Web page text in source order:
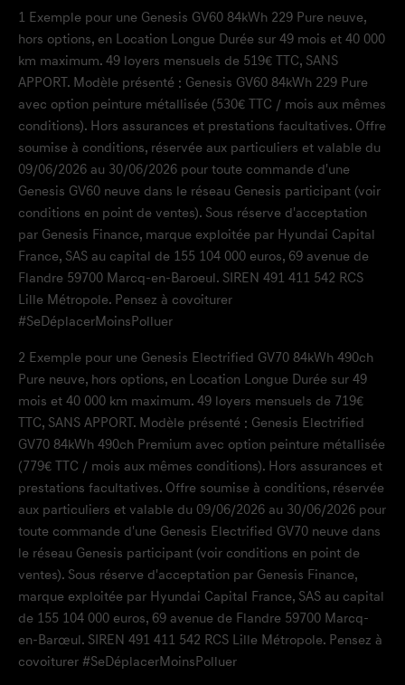
1 Exemple pour une Genesis GV60 84kWh 229 Pure neuve,
hors options, en Location Longue Durée sur 49 mois et 40 000
km maximum. 49 loyers mensuels de 519€ TTC, SANS
APPORT. Modèle présenté : Genesis GV60 84kWh 229 Pure
avec option peinture métallisée (530€ TTC / mois aux mêmes
conditions). Hors assurances et prestations facultatives. Offre
soumise à conditions, réservée aux particuliers et valable du
09/06/2026 au 30/06/2026 pour toute commande d'une
Genesis GV60 neuve dans le réseau Genesis participant (voir
conditions en point de ventes). Sous réserve d'acceptation
par Genesis Finance, marque exploitée par Hyundai Capital
France, SAS au capital de 155 104 000 euros, 69 avenue de
Flandre 59700 Marcq-en-Baroeul. SIREN 491 411 542 RCS
Lille Métropole. Pensez à covoiturer
#SeDéplacerMoinsPolluer
2 Exemple pour une Genesis Electrified GV70 84kWh 490ch
Pure neuve, hors options, en Location Longue Durée sur 49
mois et 40 000 km maximum. 49 loyers mensuels de 719€
TTC, SANS APPORT. Modèle présenté : Genesis Electrified
GV70 84kWh 490ch Premium avec option peinture métallisée
(779€ TTC / mois aux mêmes conditions). Hors assurances et
prestations facultatives. Offre soumise à conditions, réservée
aux particuliers et valable du 09/06/2026 au 30/06/2026 pour
toute commande d'une Genesis Electrified GV70 neuve dans
le réseau Genesis participant (voir conditions en point de
ventes). Sous réserve d'acceptation par Genesis Finance,
marque exploitée par Hyundai Capital France, SAS au capital
de 155 104 000 euros, 69 avenue de Flandre 59700 Marcq-
en-Barœul. SIREN 491 411 542 RCS Lille Métropole. Pensez à
covoiturer #SeDéplacerMoinsPolluer